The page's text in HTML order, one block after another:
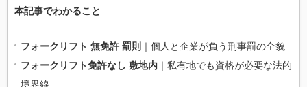
本記事でわかること
フォークリフト 無免許 罰則 ｜個人と企業が負う刑事罰の全貌
フォークリフト免許なし 敷地内 ｜私有地でも資格が必要な法的
境界線